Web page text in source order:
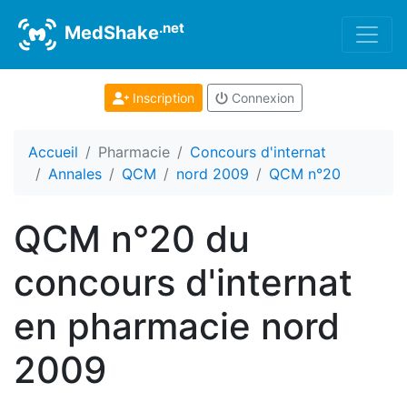
MedShake.net
Inscription Connexion
Accueil Pharmacie
Concours d'internat
Annales
QCM nord 2009 QCM n°20
QCM n°20 du
concours d'internat
en pharmacie nord
2009